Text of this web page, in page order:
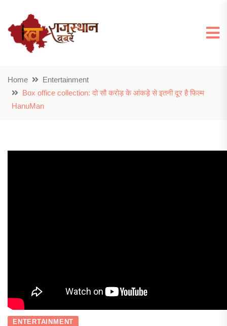
Home
Entertainment
Box office collection: दो सौ करोड़ के आंकड़े से इतनी दूर है फिल्म
HanuMan
ENTERTAINMENT